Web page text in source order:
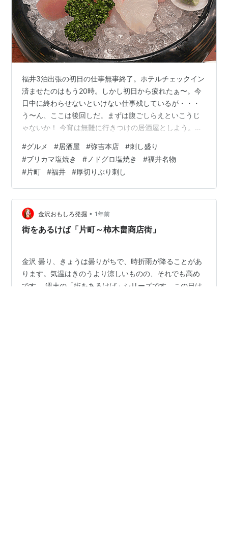
福井3泊出張の初日の仕事無事終了。ホテルチェックイン
済ませたのはもう20時。しかし初日から疲れたぁ〜。今
日中に終わらせないといけない仕事残しているが・・・
う〜ん、ここは後回しだ。まずは腹ごしらえといこうじ
ゃないか！ 今宵は無難に行きつけの居酒屋としよう。大
っこの席予約済みだからね。それが人気の「弥吉本店」
だ。駅前の姉妹店は福井1or2を争う人気店なのだが、こ
こ本店は繁華街・片町のハズレだからか？そこまででも
ないので使い易いんだよね。 何はともあれ生ビールだ！
本来はタブレット注文なのだが、面倒だなので大将に
「生ね！」っでオーダーでOK！くぅ〜乾き…
#グルメ #居酒屋 #弥吉本店 #刺し盛り
#ブリカマ塩焼き # ノドグロ塩焼き #福井名物
#片町 #福井 #厚切りぶり刺し
金沢おもしろ発掘 • 1年前
街をあるけば「片町～柿木畠商店街」